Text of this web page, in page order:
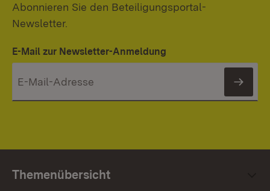
Abonnieren Sie den Beteiligungsportal-
Newsletter.
E-Mail zur Newsletter-Anmeldung
Themenübersicht